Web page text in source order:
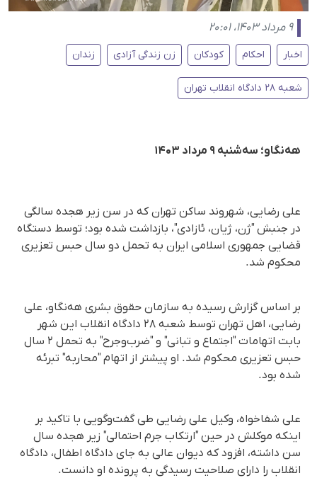
۹ مرداد ۱۴۰۳، ۲۰:۰۱
اخبار احکام کودکان زن زندگی آزادی زندان
شعبه ٢٨ دادگاه انقلاب تهران
هه‌نگاو؛ سه‌شنبه ۹ مرداد ۱۴۰۳
علی رضایی، شهروند ساکن تهران که در سن زیر هجده سالگی
در جنبش "ژن، ژیان، ئازادی"، بازداشت شده بود؛ توسط دستگاه
قضایی جمهوری اسلامی ایران به تحمل دو سال حبس تعزیری
محکوم شد.
بر اساس گزارش رسیده به سازمان حقوق بشری هه‌نگاو، علی
رضایی، اهل تهران توسط شعبه ٢٨ دادگاه انقلاب این شهر
بابت اتهامات "اجتماع و تبانی" و "ضرب‌وجرح" به تحمل ٢ سال
حبس تعزیری محکوم شد. او پیشتر از اتهام "محاربه" تبرئه
شده بود.
علی شفاخواه، وکیل علی رضایی طی گفت‌وگویی با تاکید بر
اینکه موکلش در حین "ارتکاب جرم احتمالی" زیر هجده سال
سن داشته، افزود که دیوان عالی به جای دادگاه اطفال، دادگاه
انقلاب را دارای صلاحیت رسیدگی به پرونده او دانست.